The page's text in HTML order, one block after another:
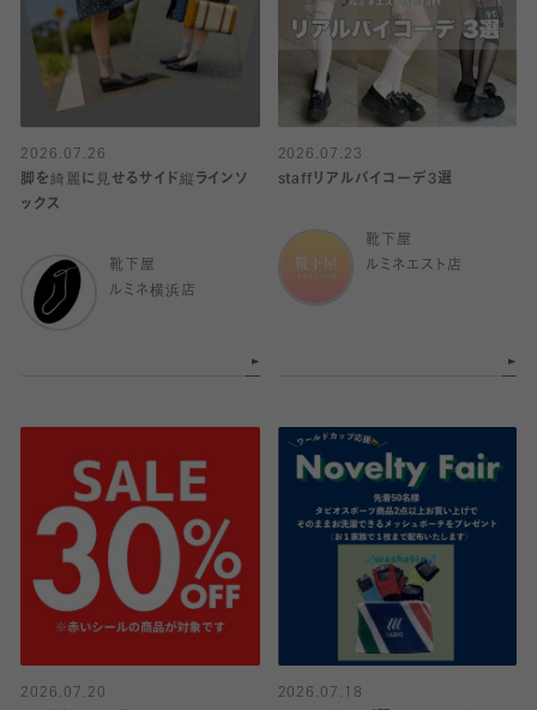
2026.07.26
脚を綺麗に見せるサイド縦ラインソ
ックス
靴下屋
ルミネ横浜店
2026.07.23
staffリアルバイコーデ3選
靴下屋
ルミネエスト店
2026.07.20
2026.07.18